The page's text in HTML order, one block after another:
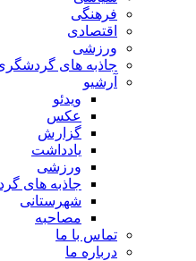
فرهنگی
اقتصادی
ورزشی
جاذبه های
آرشیو
ویدئو
عکس
گزارش
یادداشت
ورزشی
جاذبه های
شهرستانی
مصاحبه
تماس با ما
درباره ما